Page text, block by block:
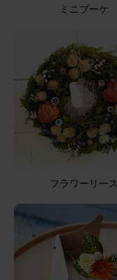
ミニブーケ
フラワーリース